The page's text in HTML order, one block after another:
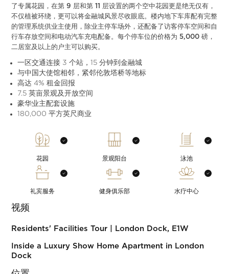
了专属花园，在第 9 层和第 11 层设置的两个空中花园更是绝无仅有，
不仅植被环绕，更可以将金融城风景尽收眼底。楼内地下车库配有完整
的管理系统供业主使用，除业主停车场外，还配备了访客停车空间和自
行车存放空间和电动汽车充电配备。每个停车位的价格为 5,000 磅，
二居室及以上的户主可以购买。
一区交通连接 3 个站，15 分钟到金融城
与中国大使馆相邻，紧邻伦敦塔桥等地标
高达 4% 租金回报
7.5 英亩景观及开放空间
豪华业主配套设施
180,000 平方英尺商业
花园 景观阳台 泳池
礼宾服务 健身俱乐部 水疗中心
视频
Residents' Facilities Tour | London Dock, E1W
Inside a Luxury Show Home Apartment in London
Dock